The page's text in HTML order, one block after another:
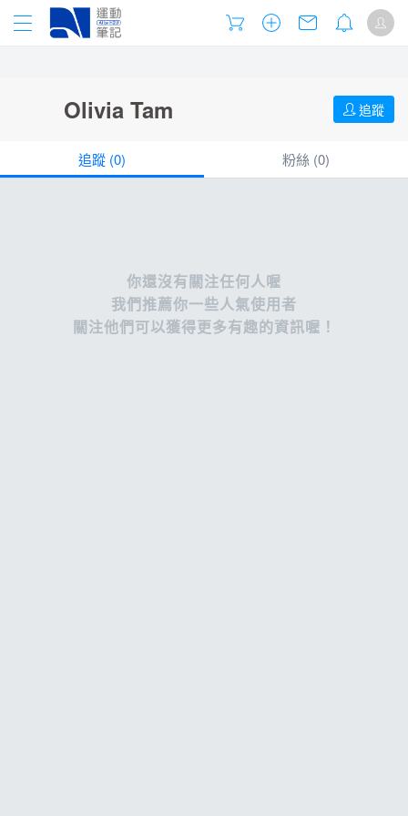
Olivia Tam 追蹤
追蹤 (0) 粉絲 (0)
你還沒有關注任何人喔
我們推薦你一些人氣使用者
關注他們可以獲得更多有趣的資訊喔！